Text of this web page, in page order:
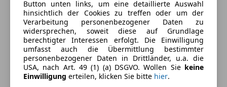
Kraftstoff
Diesel
Kraftstoffverbrauch
4,20l/100 km (komb.)
Ausstattung
Komfort
Mehr anzeigen
Button unten links, um eine detaillierte Auswahl
hinsichtlich der Cookies zu treffen oder um der
Verarbeitung personenbezogener Daten zu
widersprechen, soweit diese auf Grundlage
berechtigter Interessen erfolgt. Die Einwilligung
umfasst auch die Übermittlung bestimmter
personenbezogener Daten in Drittländer, u.a. die
USA, nach Art. 49 (1) (a) DSGVO. Wollen Sie keine
Einwilligung erteilen, klicken Sie bitte hier.